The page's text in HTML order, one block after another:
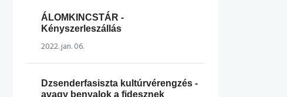
ÁLOMKINCSTÁR -
Kényszerleszállás
2022. jan. 06.
Dzsenderfasiszta kultúrvérengzés -
avagy benyalok a fidesznek